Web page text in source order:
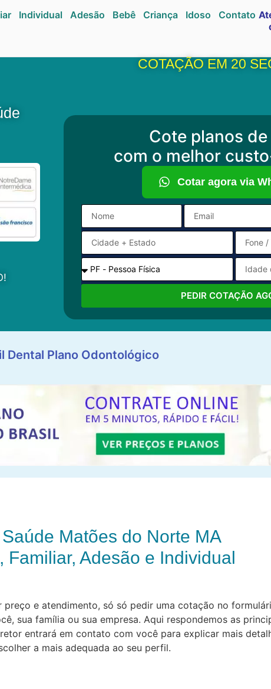
Individual Adesão Bebê Criança Idoso Contato
COTAÇÃO EM 20
Cote planos
com o melhor
Cotar agora via
PEDIR COTAÇÃO
Dental Plano Odontológico
Matões do Norte MA
Familiar, Adesão e Individual
e atendimento, só só pedir uma cotação no
sua família ou sua empresa. Aqui respondemos as
entrará em contato com você para explicar mais
a mais adequada ao seu perfil.